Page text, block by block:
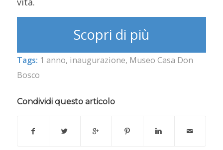
Scopri di più
Tags: 1 anno, inaugurazione, Museo Casa Don
Bosco
Condividi questo articolo